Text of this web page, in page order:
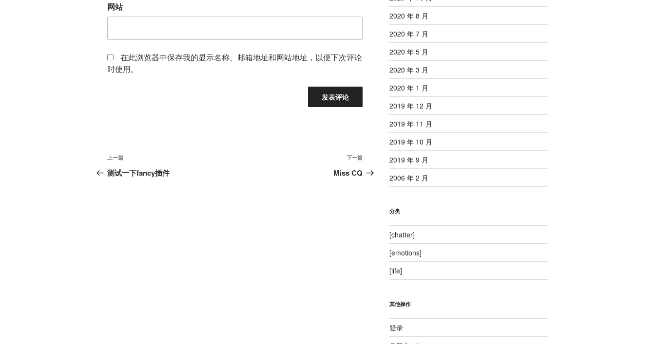
网站
在此浏览器中保存我的显示名称、邮箱地址和网站地址，以便下次评论
时使用。
文
章
上
一
上一篇
测试一下fancy插件
下
一
下一篇
Miss CQ
2020 年 8 月
2020 年 7 月
2020 年 5 月
2020 年 3 月
2020 年 1 月
2019 年 12 月
2019 年 11 月
2019 年 10 月
2019 年 9 月
2006 年 2 月
分类
[chatter]
[emotions]
[life]
其他操作
登录